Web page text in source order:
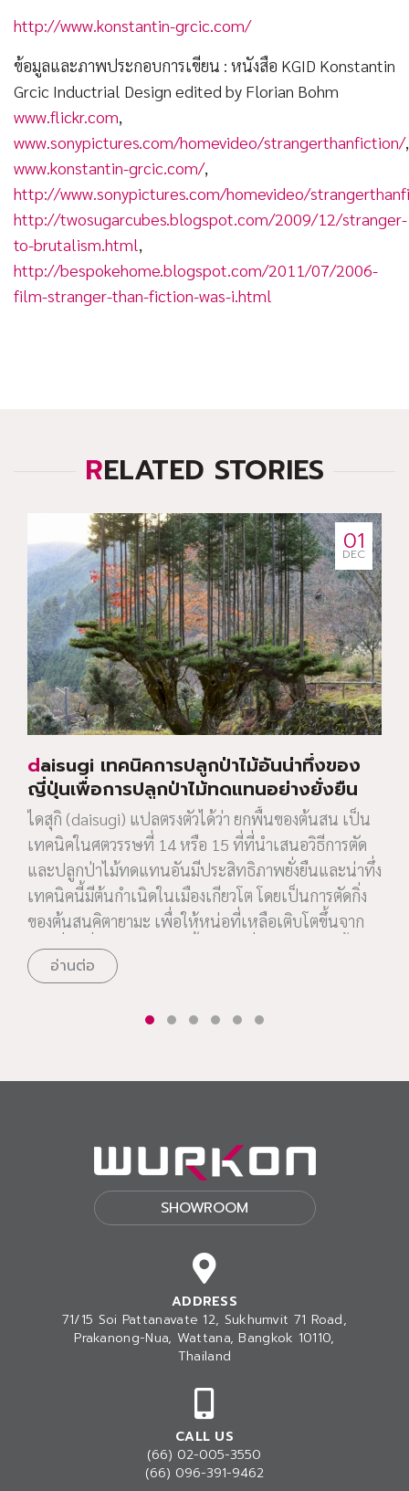
http://www.konstantin-grcic.com/
ข้อมูลและภาพประกอบการเขียน : หนังสือ KGID Konstantin
Grcic Inductrial Design edited by Florian Bohm
www.flickr.com,
www.sonypictures.com/homevideo/strangerthanfiction/,
www.konstantin-grcic.com/,
http://www.sonypictures.com/homevideo/
http://twosugarcubes.blogspot.com/2009/12/stranger-
to-brutalism.html,
http://bespokehome.blogspot.com/2011/07/2006-
film-stranger-than-fiction-was-i.html
RELATED STORIES
01
DEC
daisugi เทคนิคการปลูกป่าไม้อันน่าทึ่งของ
ญี่ปุ่นเพื่อการปลูกป่าไม้ทดแทนอย่างยั่งยืน
ไดสุกิ (daisugi) แปลตรงตัวได้ว่า ยกพื้นของต้นสน เป็น
เทคนิคในศตวรรษที่ 14 หรือ 15 ที่ที่นำเสนอวิธีการตัด
และปลูกป่าไม้ทดแทนอันมีประสิทธิภาพยั่งยืนและน่าทึ่ง
เทคนิคนี้มีต้นกำเนิดในเมืองเกียวโต โดยเป็นการตัดกิ่ง
ของต้นสนคิตายามะ เพื่อให้หน่อที่เหลือเติบโตขึ้นจาก
ส่วนที่ตัดที่เป็นเหมือนยกพื้น แทนที่จะโค่นต้นไม้ทั้งต้น
เพื่อเอาซุง ทำไม้คนตัดไม้สามารถโค่นเพียงส่วนบน และ
อ่านต่อ
SHOWROOM
ADDRESS
71/15 Soi Pattanavate 12, Sukhumvit 71 Road,
Prakanong-Nua, Wattana, Bangkok 10110,
Thailand
CALL US
(66) 02-005-3550
(66) 096-391-9462